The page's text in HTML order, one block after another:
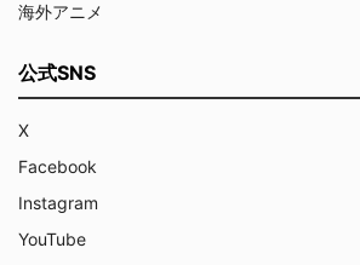
海外アニメ
公式SNS
X
Facebook
Instagram
YouTube